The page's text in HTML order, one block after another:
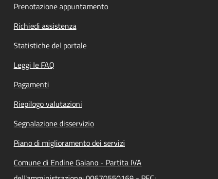
Prenotazione appuntamento
Richiedi assistenza
Statistiche del portale
Leggi le FAQ
Pagamenti
Riepilogo valutazioni
Segnalazione disservizio
Piano di miglioramento dei servizi
Comune di Endine Gaiano - Partita IVA